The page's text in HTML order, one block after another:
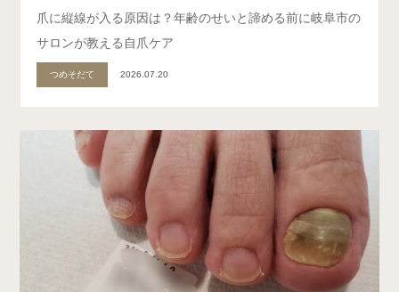
爪に縦線が入る原因は？年齢のせいと諦める前に岐阜市の
サロンが教える自爪ケア
つめそだて 2026.07.20